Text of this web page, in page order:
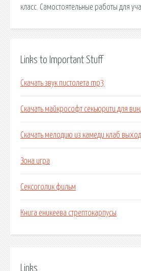
класс. Самостоятельные работы для
Links to Important Stuff
Скачать звук пистолета mp3
Скачать майкрософт секьюрити для
Скачать мелодию из камеди клаб
Зона игра
Сексоголик фильм
Книга еникеева стрептокарпусы
Links